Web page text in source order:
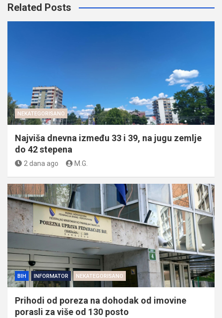
Related Posts
NEKATEGORISANO
Najviša dnevna između 33 i 39, na jugu zemlje
do 42 stepena
2 dana ago M.G.
BIH INFORMATOR NEKATEGORISANO
Prihodi od poreza na dohodak od imovine
porasli za više od 130 posto